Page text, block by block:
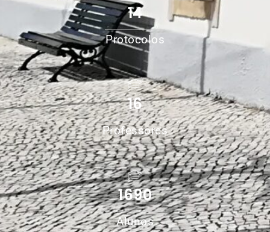
14
Protocolos
16
Professores
1690
Alunos